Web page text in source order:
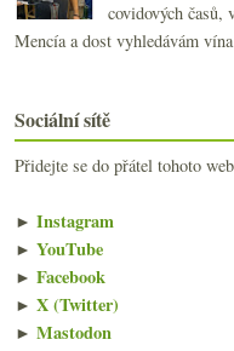
covidových
Mencía a dost vyhledávám
Sociální sítě
Přidejte se do přátel tohoto
► Instagram
► YouTube
► Facebook
► X (Twitter)
► Mastodon